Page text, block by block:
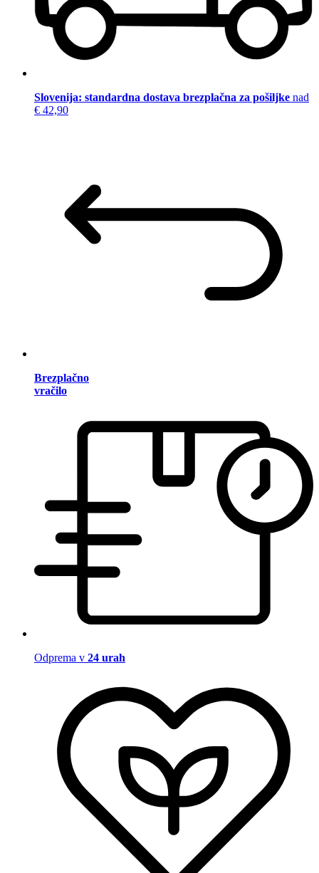
Slovenija: standardna dostava brezplačna za pošiljke nad
€ 42,90
Brezplačno
vračilo
Odprema v 24 urah